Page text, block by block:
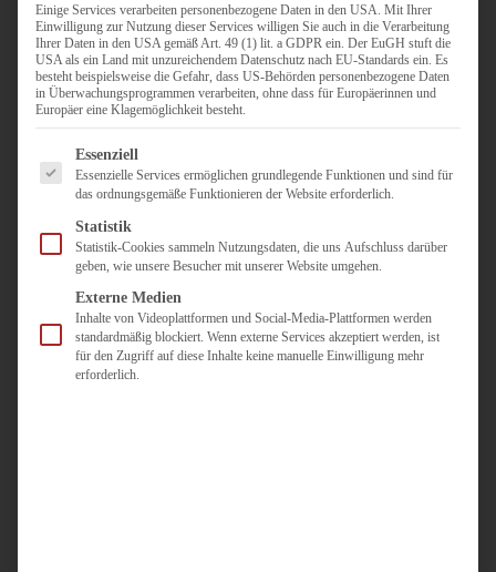
Pflegepersonal
Bonn
Pflegepersonal
Duisburg
Pflegepersonal
Pflegepersonal
Personaldienstleister
Pädagogik
Über uns
Kontakt
Einige Services verarbeiten personenbezogene Daten in den USA. Mit Ihrer
Einwilligung zur Nutzung dieser Services willigen Sie auch in die Verarbeitung
Ihrer Daten in den USA gemäß Art. 49 (1) lit. a GDPR ein. Der EuGH stuft die
USA als ein Land mit unzureichendem Datenschutz nach EU-Standards ein. Es
besteht beispielsweise die Gefahr, dass US-Behörden personenbezogene Daten
in Überwachungsprogrammen verarbeiten, ohne dass für Europäerinnen und
Europäer eine Klagemöglichkeit besteht.
Es folgt eine Liste der Service-Gruppen, für die eine
Essenziell
Essenzielle Services ermöglichen grundlegende Funktionen und sind für
das ordnungsgemäße Funktionieren der Website erforderlich.
Statistik
Statistik-Cookies sammeln Nutzungsdaten, die uns Aufschluss darüber
geben, wie unsere Besucher mit unserer Website umgehen.
Externe Medien
Inhalte von Videoplattformen und Social-Media-Plattformen werden
standardmäßig blockiert. Wenn externe Services akzeptiert werden, ist
für den Zugriff auf diese Inhalte keine manuelle Einwilligung mehr
erforderlich.